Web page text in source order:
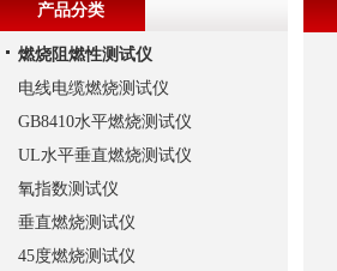
产品分类
燃烧阻燃性测试仪
电线电缆燃烧测试仪
GB8410水平燃烧测试仪
UL水平垂直燃烧测试仪
氧指数测试仪
垂直燃烧测试仪
45度燃烧测试仪